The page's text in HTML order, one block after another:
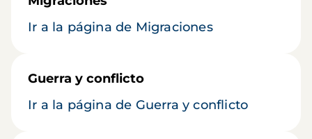
Ir a la página de Migraciones
Guerra y conflicto
Ir a la página de Guerra y conflicto